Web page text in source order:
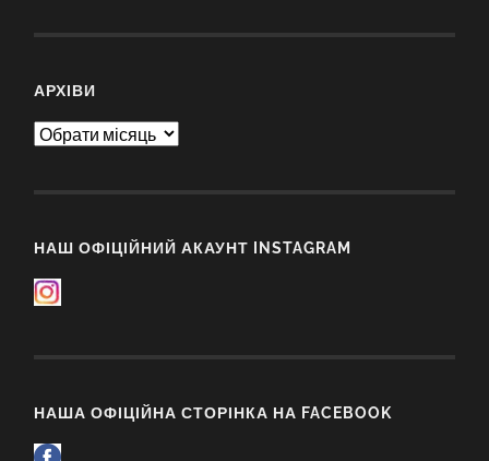
АРХІВИ
Архіви
НАШ ОФІЦІЙНИЙ АКАУНТ INSTAGRAM
НАША ОФІЦІЙНА СТОРІНКА НА FACEBOOK